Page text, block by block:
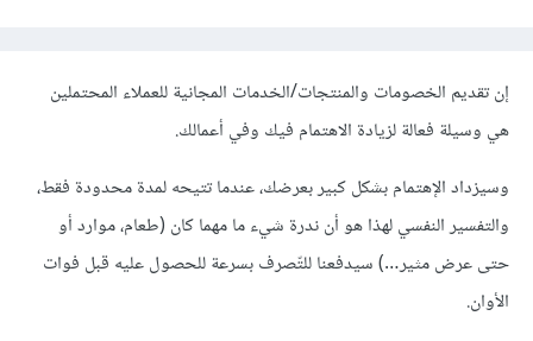
إن تقديم الخصومات والمنتجات/الخدمات المجانية للعملاء المحتملين
هي وسيلة فعالة لزيادة الاهتمام فيك وفي أعمالك.
وسيزداد الإهتمام بشكل كبير بعرضك، عندما تتيحه لمدة محدودة فقط،
والتفسير النفسي لهذا هو أن ندرة شيء ما مهما كان (طعام، موارد أو
حتى عرض مثير…) سيدفعنا للتّصرف بسرعة للحصول عليه قبل فوات
الأوان.